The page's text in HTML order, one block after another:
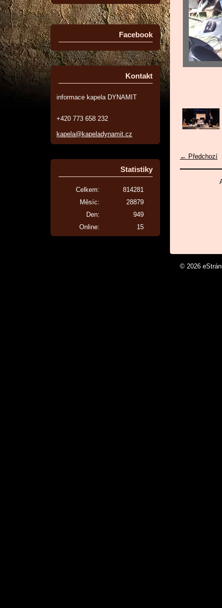
Facebook
Kontakt
informace kapela DYNAMIT
+420 773 658 232
kapela@kapeladynamit.cz
Statistiky
Online: 15
Celkem:
814281
Měsíc:
28879
Den:
949
← Předchozí
© 2026